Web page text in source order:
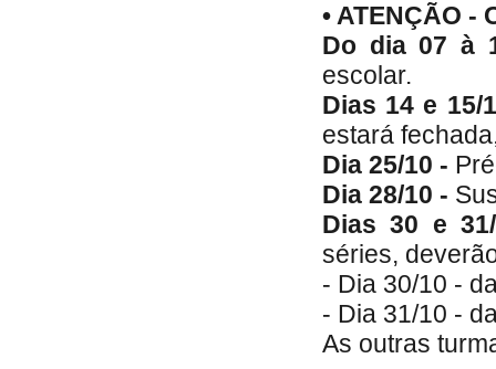
• ATENÇÃO -
Do dia 07 à
escolar.
Dias 14 e 15/
estará
Dia 25/10 -
Dia 28/10 -
Dias 30 e
séries,
- Dia 30/10 -
- Dia 31/10 -
As outras